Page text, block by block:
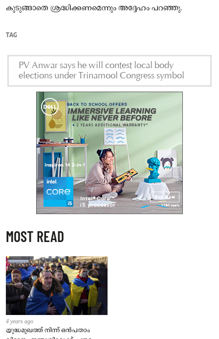
കുടുങ്ങാതെ ശ്രദ്ധിക്കണമെന്നും അദ്ദേഹം പറഞ്ഞു.
TAG
PV Anwar says he will contest local body
elections under Trinamool Congress symbol
MOST READ
4 years ago
യുദ്ധമുഖത്ത് നിന്ന് ഒൻപതാം